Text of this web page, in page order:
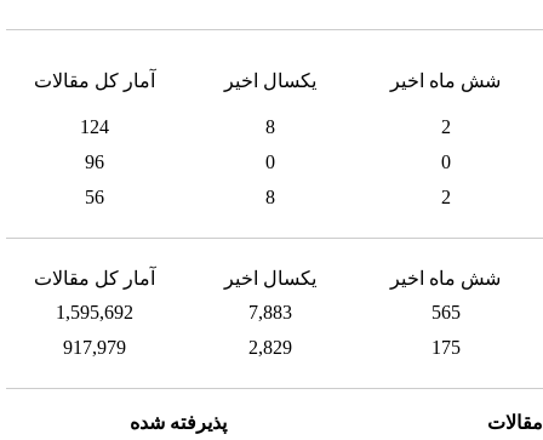
شش ماه اخیر یکسال اخیر آمار کل مقالات
2
8
124
0
0
96
2
8
56
شش ماه اخیر یکسال اخیر
آمار کل مقالات
565
7,883
1,595,692
175
2,829
917,979
پذیرفته شده